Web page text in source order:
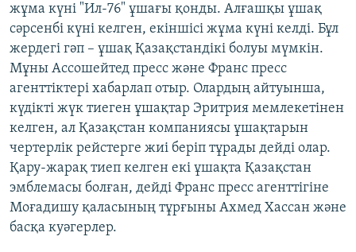
жұма күні "Ил-76" ұшағы қонды. Алғашқы ұшақ
сәрсенбі күні келген, екіншісі жұма күні келді. Бұл
жердегі гәп – ұшақ Қазақстандікі болуы мүмкін.
Мұны Ассошейтед пресс және Франс пресс
агенттіктері хабарлап отыр. Олардың айтуынша,
күдікті жүк тиеген ұшақтар Эритрия мемлекетінен
келген, ал Қазақстан компаниясы ұшақтарын
чертерлік рейстерге жиі беріп тұрады дейді олар.
Қару-жарақ тиеп келген екі ұшақта Қазақстан
эмблемасы болған, дейді Франс пресс агенттігіне
Моғадишу қаласының тұрғыны Ахмед Хассан және
басқа куәгерлер.